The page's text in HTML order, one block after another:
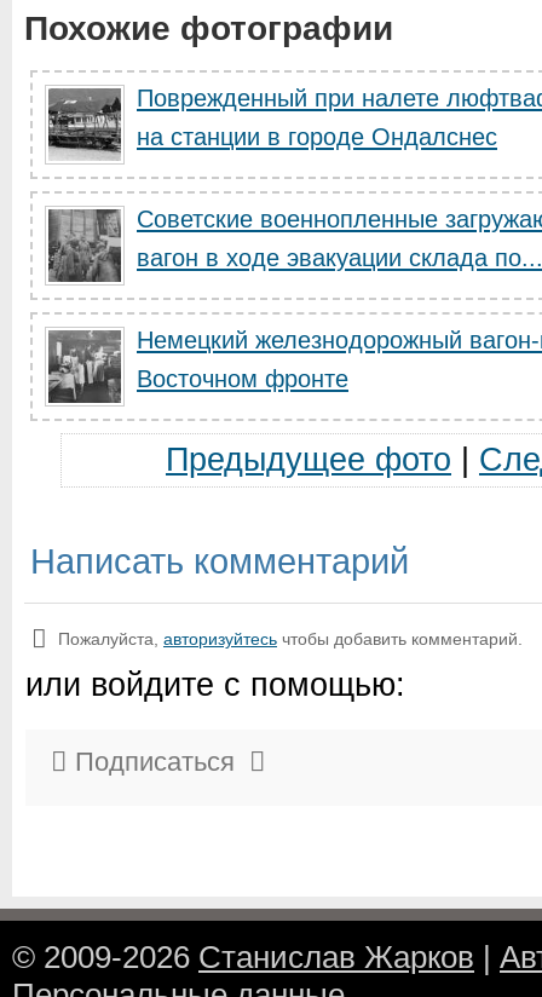
Похожие фотографии
Поврежденный при налете
на станции в городе Ондалснес
Советские военнопленные
вагон в ходе эвакуации склада по...
Немецкий железнодорожный вагон-
Восточном фронте
Предыдущее фото
Написать комментарий
Пожалуйста, авторизуйтесь чтобы добавить комментарий.
или войдите с помощью:
Подписаться
© 2009-2026 Станислав Жарков |